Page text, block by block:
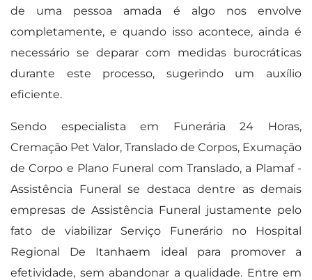
de uma pessoa amada é algo nos envolve
completamente, e quando isso acontece, ainda é
necessário se deparar com medidas burocráticas
durante este processo, sugerindo um auxílio
eficiente.
Sendo especialista em Funerária 24 Horas,
Cremação Pet Valor, Translado de Corpos, Exumação
de Corpo e Plano Funeral com Translado, a Plamaf -
Assistência Funeral se destaca dentre as demais
empresas de Assistência Funeral justamente pelo
fato de viabilizar Serviço Funerário no Hospital
Regional De Itanhaem ideal para promover a
efetividade, sem abandonar a qualidade. Entre em